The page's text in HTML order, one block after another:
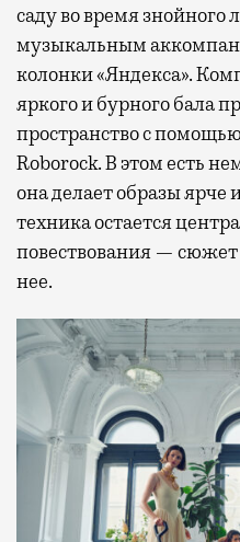
саду во время знойного
музыкальным
колонки «Яндекса».
яркого и бурного бала
пространство с
Roborock. В этом есть
она делает образы ярче
техника остается
повествования — сюжет
нее.